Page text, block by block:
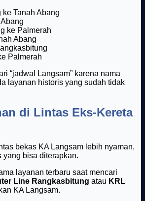
Tanah Abang
ke Palmerah
Abang
Palmerah
“jadwal Langsam” karena nama
layanan historis yang sudah tidak
di Lintas Eks-Kereta
bekas KA Langsam lebih nyaman,
yang bisa diterapkan.
layanan terbaru saat mencari
Line Rangkasbitung atau KRL
KA Langsam.